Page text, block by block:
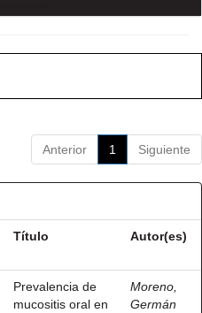
Anterior 1 Siguiente
Título Autor(es)
Prevalencia de
mucositis oral en
Moreno,
Germán